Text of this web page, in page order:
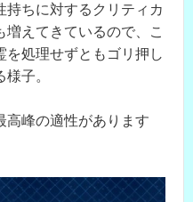
持ちに対するクリティカ
増えてきているので、こ
を処理せずともゴリ押し
子。
高峰の適性があります